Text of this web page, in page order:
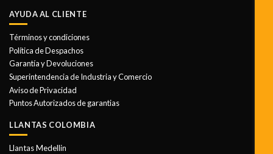
AYUDA AL CLIENTE
Términos y condiciones
Política de Despachos
Garantía y Devoluciones
Superintendencia de Industria y Comercio
Aviso de Privacidad
Puntos Autorizados de garantias
LLANTAS COLOMBIA
Llantas Medellin